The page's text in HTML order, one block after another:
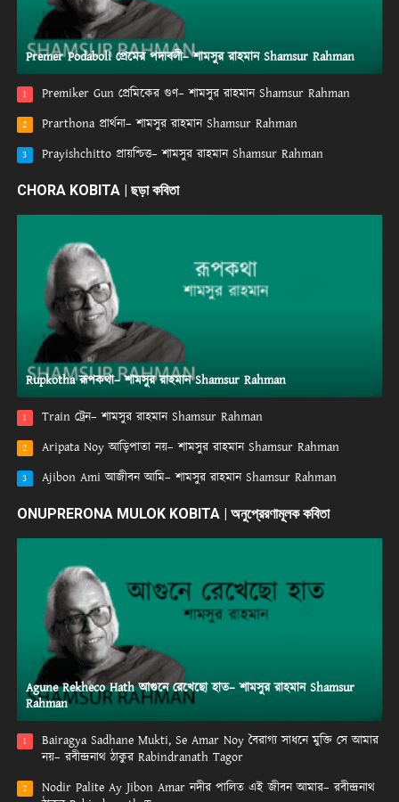
Premer Podaboli প্রেমের পদাবলী– শামসুর রাহমান Shamsur Rahman
1 Premiker Gun প্রেমিকের গুণ– শামসুর রাহমান Shamsur Rahman
2 Prarthona প্রার্থনা– শামসুর রাহমান Shamsur Rahman
3 Prayishchitto প্রায়শ্চিত্ত– শামসুর রাহমান Shamsur Rahman
CHORA KOBITA | ছড়া কবিতা
Rupkotha রূপকথা– শামসুর রাহমান Shamsur Rahman
1 Train ট্রেন– শামসুর রাহমান Shamsur Rahman
2 Aripata Noy আড়িপাতা নয়– শামসুর রাহমান Shamsur Rahman
3 Ajibon Ami আজীবন আমি– শামসুর রাহমান Shamsur Rahman
ONUPRERONA MULOK KOBITA | অনুপ্রেরণামূলক কবিতা
Agune Rekheco Hath আগুনে রেখেছো হাত– শামসুর রাহমান Shamsur
Rahman
1
Bairagya Sadhane Mukti, Se Amar Noy বৈরাগ্য সাধনে মুক্তি সে আমার
নয়– রবীন্দ্রনাথ ঠাকুর Rabindranath Tagor
2
Nodir Palite Ay Jibon Amar নদীর পালিত এই জীবন আমার– রবীন্দ্রনাথ